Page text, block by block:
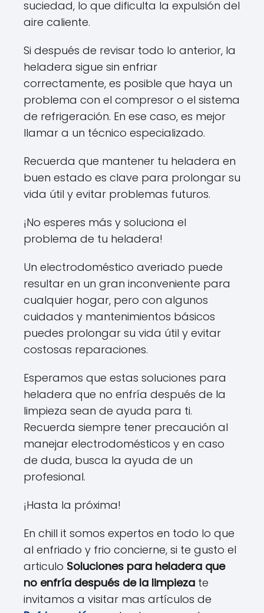
suciedad, lo que dificulta la expulsión del
aire caliente.
Si después de revisar todo lo anterior, la
heladera sigue sin enfriar
correctamente, es posible que haya un
problema con el compresor o el sistema
de refrigeración. En ese caso, es mejor
llamar a un técnico especializado.
Recuerda que mantener tu heladera en
buen estado es clave para prolongar su
vida útil y evitar problemas futuros.
¡No esperes más y soluciona el
problema de tu heladera!
Un electrodoméstico averiado puede
resultar en un gran inconveniente para
cualquier hogar, pero con algunos
cuidados y mantenimientos básicos
puedes prolongar su vida útil y evitar
costosas reparaciones.
Esperamos que estas soluciones para
heladera que no enfría después de la
limpieza sean de ayuda para ti.
Recuerda siempre tener precaución al
manejar electrodomésticos y en caso
de duda, busca la ayuda de un
profesional.
¡Hasta la próxima!
En chill it somos expertos en todo lo que
al enfriado y frio concierne, si te gusto el
articulo Soluciones para heladera que
no enfría después de la limpieza te
invitamos a visitar mas artículos de